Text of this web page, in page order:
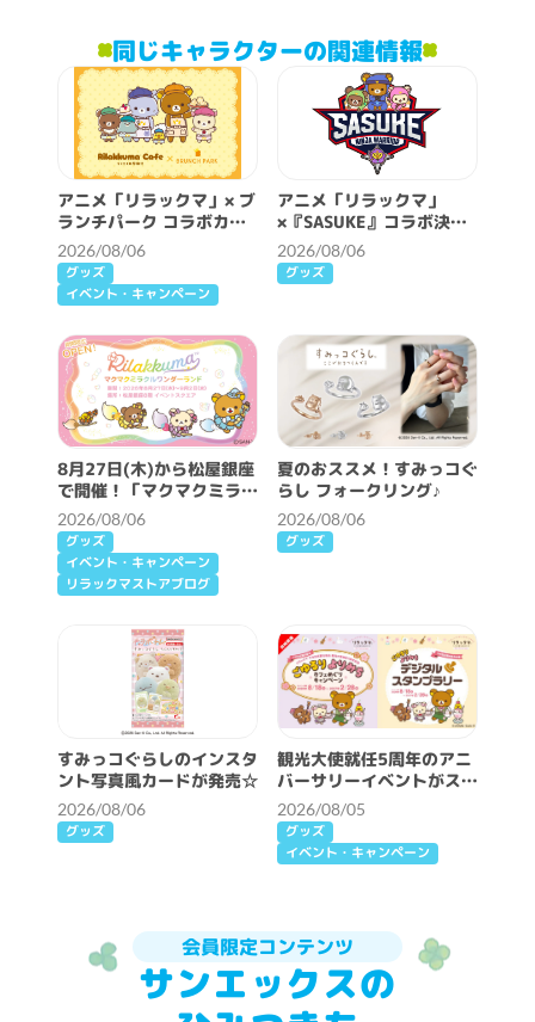
同じキャラクターの関連情報
アニメ「リラックマ」× ブ
ランチパーク コラボカフ
ェ開催決定！
2026/08/06
グッズ
イベント・キャンペーン
アニメ「リラックマ」
×『SASUKE』コラボ決
定！
2026/08/06
グッズ
8月27日(木)から松屋銀座
で開催！「マクマクミラク
ルワンダーランド」詳細情
報♪
2026/08/06
グッズ
イベント・キャンペーン
リラックマストアブログ
夏のおススメ！すみっコぐ
らし フォークリング♪
2026/08/06
グッズ
すみっコぐらしのインスタ
ント写真風カードが発売☆
2026/08/06
グッズ
観光大使就任5周年のアニ
バーサリーイベントがスタ
ート♪
2026/08/05
グッズ
イベント・キャンペーン
会員限定コンテンツ
サンエックスの